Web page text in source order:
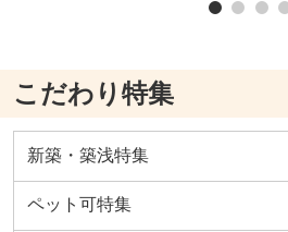
こだわり特集
新築・築浅特集
ペット可特集